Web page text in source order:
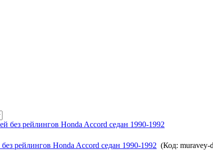
рейлингов Honda Accord седан 1990-1992 (Код: muravey-